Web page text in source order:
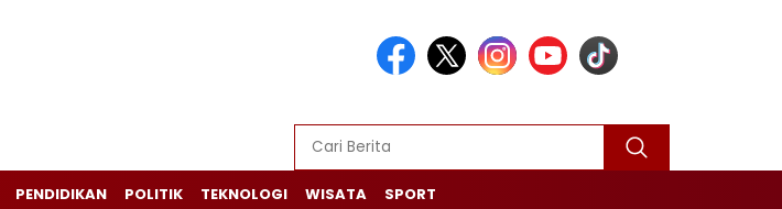
PENDIDIKAN POLITIK TEKNOLOGI WISATA SPORT